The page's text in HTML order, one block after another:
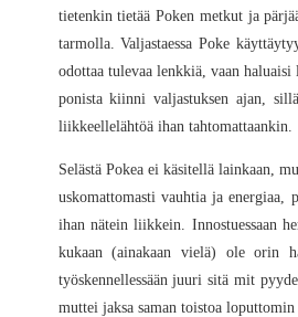
tietenkin tietää Poken metkut ja
tarmolla. Valjastaessa Poke
odottaa tulevaa lenkkiä, vaan
ponista kiinni valjastuksen ajan,
liikkeellelähtöä ihan tahtomattaankin.
Selästä Pokea ei käsitellä lainkaan,
uskomattomasti vauhtia ja
ihan nätein liikkein. Innostuessaan
kukaan (ainakaan vielä) ole orin
työskennellessään juuri sitä mit
muttei jaksa saman toistoa